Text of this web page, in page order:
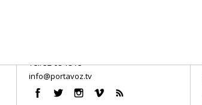
Tel: 52 08 18 75
info@portavoz.tv